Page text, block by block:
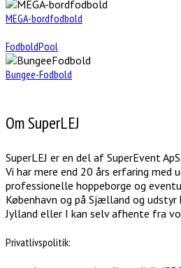
MEGA-bordfodbold
FodboldPool
Bungee-Fodbold
Om SuperLEJ
SuperLEJ er en del af SuperEvent ApS.
Vi har mere end 20 års erfaring med
professionelle hoppeborge og
København og på Sjælland og
Jylland eller I kan selv afhente fra
Privatlivspolitik: